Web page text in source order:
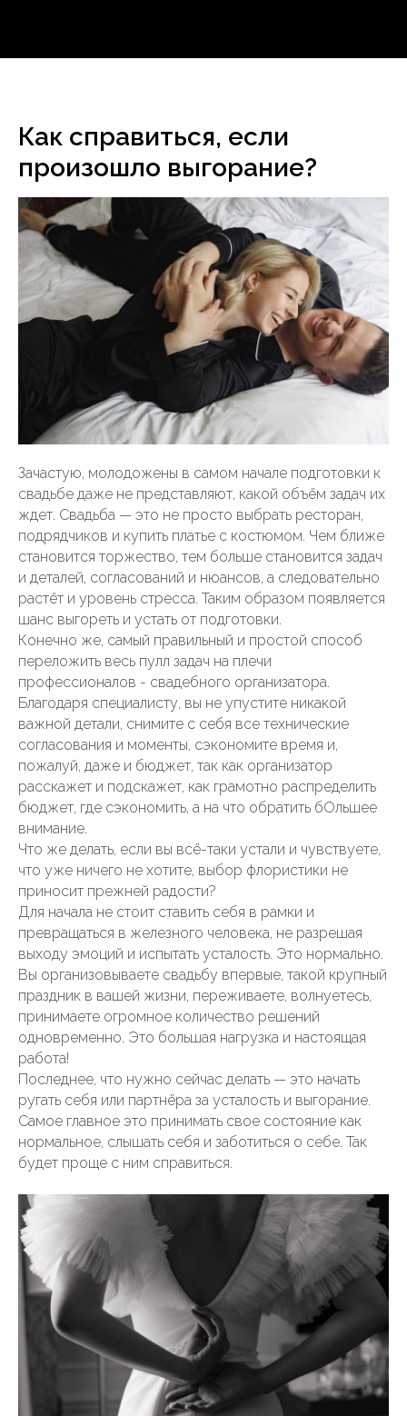
Как справиться, если
произошло выгорание?
Зачастую, молодожены в самом начале подготовки к
свадьбе даже не представляют, какой объём задач их
ждет. Свадьба — это не просто выбрать ресторан,
подрядчиков и купить платье с костюмом. Чем ближе
становится торжество, тем больше становится задач
и деталей, согласований и нюансов, а следовательно
растёт и уровень стресса. Таким образом появляется
шанс выгореть и устать от подготовки.
Конечно же, самый правильный и простой способ
переложить весь пулл задач на плечи
профессионалов - свадебного организатора.
Благодаря специалисту, вы не упустите никакой
важной детали, снимите с себя все технические
согласования и моменты, сэкономите время и,
пожалуй, даже и бюджет, так как организатор
расскажет и подскажет, как грамотно распределить
бюджет, где сэкономить, а на что обратить бОльшее
внимание.
Что же делать, если вы всё-таки устали и чувствуете,
что уже ничего не хотите, выбор флористики не
приносит прежней радости?
Для начала не стоит ставить себя в рамки и
превращаться в железного человека, не разрешая
выходу эмоций и испытать усталость. Это нормально.
Вы организовываете свадьбу впервые, такой крупный
праздник в вашей жизни, переживаете, волнуетесь,
принимаете огромное количество решений
одновременно. Это большая нагрузка и настоящая
работа!
Последнее, что нужно сейчас делать — это начать
ругать себя или партнёра за усталость и выгорание.
Самое главное это принимать свое состояние как
нормальное, слышать себя и заботиться о себе. Так
будет проще с ним справиться.